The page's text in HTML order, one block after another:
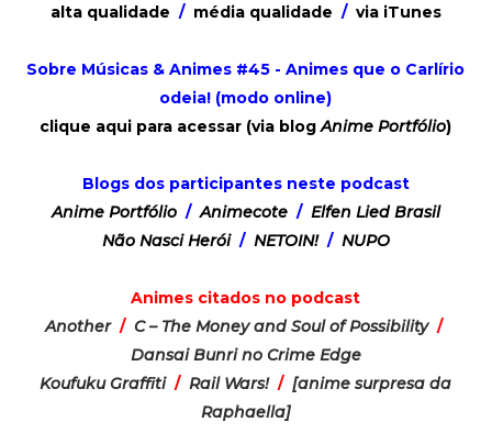
alta qualidade / média qualidade / via iTunes
Sobre Músicas & Animes #45 - Animes que o Carlírio
odeia! (modo online)
clique aqui para acessar (via blogAnime Portfólio)
Blogs dos participantes neste podcast
Anime Portfólio / Animecote / Elfen Lied Brasil
Não Nasci Herói / NETOIN! / NUPO
Animes citados no podcast
Another / C – The Money and Soul of Possibility /
Dansai Bunri no Crime Edge
Koufuku Graffiti / Rail Wars! / [anime surpresa da
Raphaella]